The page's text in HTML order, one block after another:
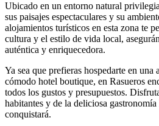
Ubicado en un entorno natural
sus paisajes espectaculares y su
alojamientos turísticos en esta zona te
cultura y el estilo de vida local,
auténtica y enriquecedora.
Ya sea que prefieras hospedarte en una
cómodo hotel boutique, en Rasueros
todos los gustos y presupuestos.
habitantes y de la deliciosa
conquistará.